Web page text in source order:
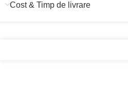
Cost & Timp de livrare